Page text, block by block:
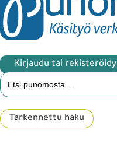
Kirjaudu tai rekisteröidy
Tarkennettu haku